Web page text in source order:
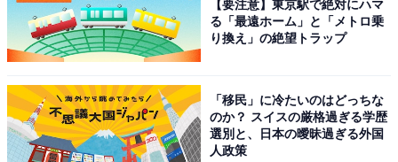
Jackery Explorer 100 Plus ポータブル電源 31000mAh
能 リン酸鉄 小型 1.8時間でフル充電 USB出力 家庭用 ア
ウトドア用
Amazonで見る
【要注意】東京駅で絶対にハマ
る「最遠ホーム」と「メトロ乗
り換え」の絶望トラップ
「移民」に冷たいのはどっちな
のか？ スイスの厳格過ぎる学歴
選別と、日本の曖昧過ぎる外国
人政策